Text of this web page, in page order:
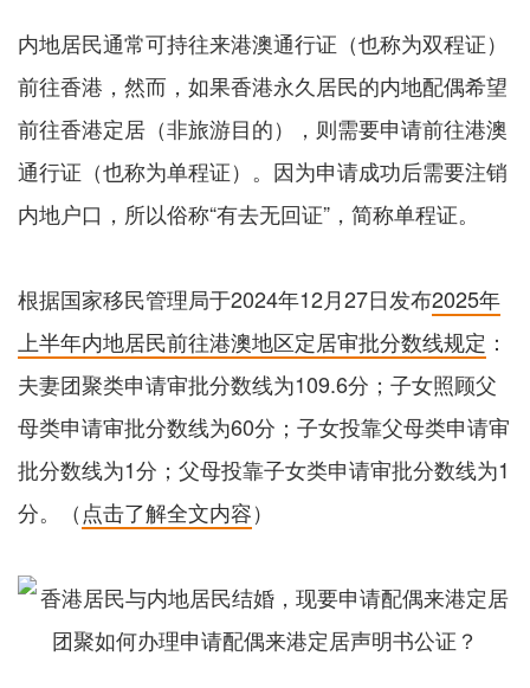
内地居民通常可持往来港澳通行证（也称为双程证）
前往香港，然而，如果香港永久居民的内地配偶希望
前往香港定居（非旅游目的），则需要申请前往港澳
通行证（也称为单程证）。因为申请成功后需要注销
内地户口，所以俗称“有去无回证”，简称单程证。
根据国家移民管理局于2024年12月27日发布2025年
上半年内地居民前往港澳地区定居审批分数线规定 ：
夫妻团聚类申请审批分数线为109.6分；子女照顾父
母类申请审批分数线为60分；子女投靠父母类申请审
批分数线为1分；父母投靠子女类申请审批分数线为1
分。（点击了解全文内容）